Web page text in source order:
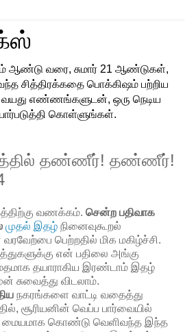
ஆண்டு வரை, சுமார் 21 ஆண்டுகள்,
சித்திரக்கதை பொக்கிஷம் பற்றிய
வயது எண்ணங்களுடன், ஒரு நெடிய
கொள்ளுங்கள்.
தண்ணீர்! தண்ணீர்!
வணக்கம். சென்ற பதிவாக
முதல் இதழ் நினைவுகூறல்
பெற்றதில் மிக மகிழ்ச்சி.
என் பதிலை அங்கு
தயாராகிய இரண்டாம் இதழ்
சுவைத்து விடலாம்.
நகரங்களை வாட்டி வதைத்து
சூரியனின் வெப்ப பார்வையில்
மையமாக கொண்டு வெளிவந்த இந்த